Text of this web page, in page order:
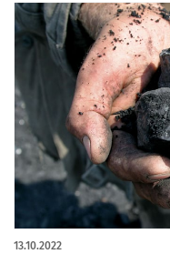
13.10.2022